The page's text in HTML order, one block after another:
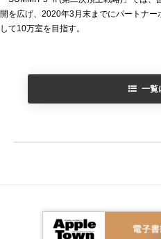
開を広げ、2020年3月末までにパートナ
して10万室を目指す。
一覧